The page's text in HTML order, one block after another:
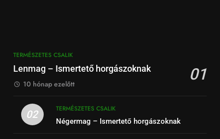
TERMÉSZETES CSALIK
Lenmag – Ismertető horgászoknak 01
10 hónap ezelőtt
02
TERMÉSZETES CSALIK
Négermag – Ismertető horgászoknak